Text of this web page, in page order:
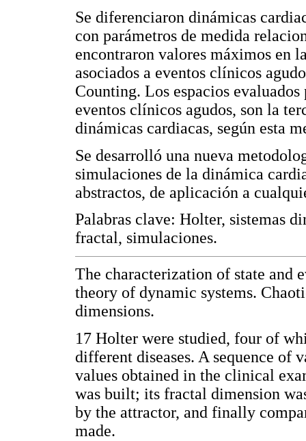
Se diferenciaron dinámicas
con parámetros de medida
encontraron valores máximos en
asociados a eventos clínicos
Counting. Los espacios
eventos clínicos agudos, son la
dinámicas cardiacas, según esta
Se desarrolló una nueva
simulaciones de la dinámica
abstractos, de aplicación a
Palabras clave: Holter, sistemas
fractal, simulaciones.
The characterization of state and
theory of dynamic systems.
dimensions.
17 Holter were studied, four of
different diseases. A sequence of
values obtained in the clinical
was built; its fractal dimension
by the attractor, and finally
made.